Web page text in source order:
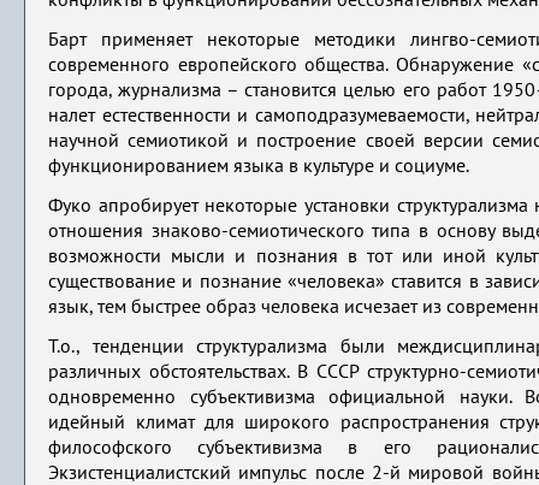
Барт применяет некоторые методики лингво-
современного европейского общества. Обнаружение
города, журнализма – становится целью его работ
налет естественности и самоподразумеваемости,
научной семиотикой и построение своей версии
функционированием языка в культуре и социуме.
Фуко апробирует некоторые установки
отношения знаково-семиотического типа в основу
возможности мысли и познания в тот или иной
существование и познание «человека» ставится в
язык, тем быстрее образ человека исчезает из
Т.о., тенденции структурализма были
различных обстоятельствах. В СССР структурно-
одновременно субъективизма официальной науки.
идейный климат для широкого распространения
философского субъективизма в его
Экзистенциалистский импульс после 2-й мировой